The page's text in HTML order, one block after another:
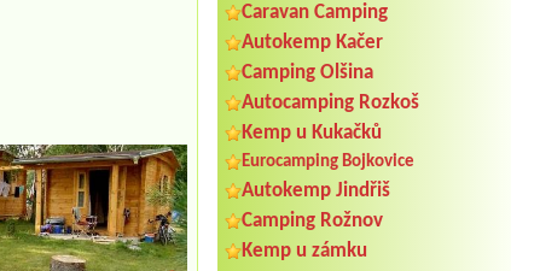
Caravan Camping
Autokemp Kačer
Camping Olšina
Autocamping Rozkoš
Kemp u Kukačků
Eurocamping Bojkovice
Autokemp Jindřiš
Camping Rožnov
Kemp u zámku
Termín od 2026-08-11 |
Karlovy Dvory
Chatka pro 2 osoby